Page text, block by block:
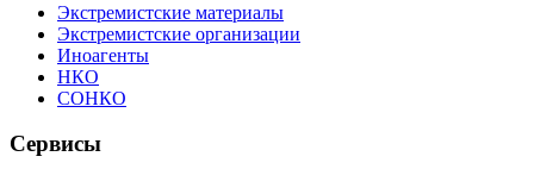
Экстремистские материалы
Экстремистские организации
Иноагенты
НКО
СОНКО
Сервисы